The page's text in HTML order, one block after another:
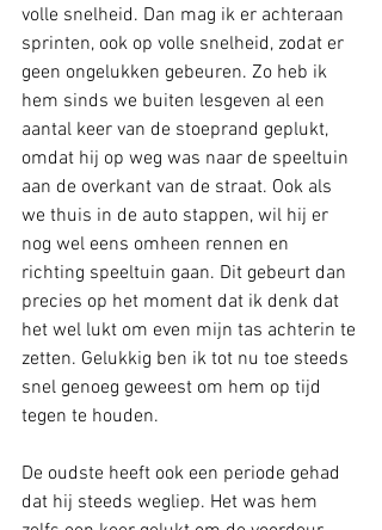
volle snelheid. Dan mag ik er achteraan
sprinten, ook op volle snelheid, zodat er
geen ongelukken gebeuren. Zo heb ik
hem sinds we buiten lesgeven al een
aantal keer van de stoeprand geplukt,
omdat hij op weg was naar de speeltuin
aan de overkant van de straat. Ook als
we thuis in de auto stappen, wil hij er
nog wel eens omheen rennen en
richting speeltuin gaan. Dit gebeurt dan
precies op het moment dat ik denk dat
het wel lukt om even mijn tas achterin te
zetten. Gelukkig ben ik tot nu toe steeds
snel genoeg geweest om hem op tijd
tegen te houden.
De oudste heeft ook een periode gehad
dat hij steeds wegliep. Het was hem